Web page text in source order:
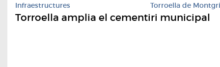
Infraestructures Torroella de Montgrí
Torroella amplia el cementiri municipal